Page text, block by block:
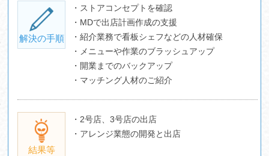
解決の手順
・ストアコンセプトを確認
・MDで出店計画作成の支援
・紹介業務で看板シェフなどの人材確保
・メニューや作業のブラッシュアップ
・開業までのバックアップ
・マッチング人材のご紹介
結果等
・2号店、3号店の出店
・アレンジ業態の開発と出店